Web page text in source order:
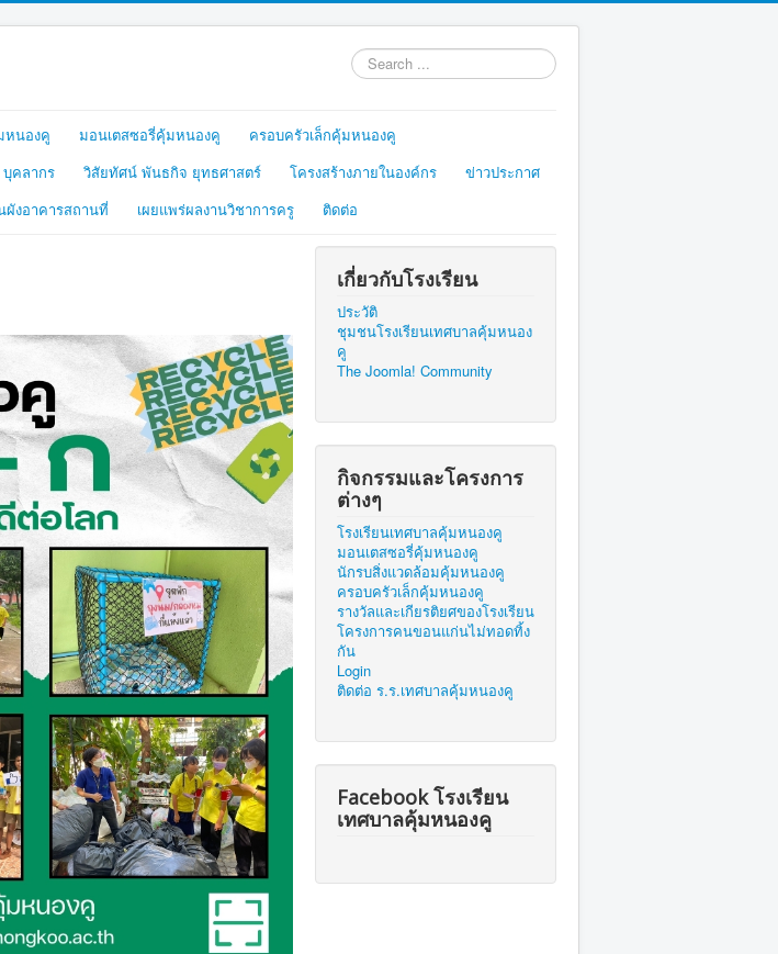
Search
...
หนองคู มอนเตสซอรี่คุ้มหนองคู
ครอบครัวเล็กคุ้มหนองคู
บุคลากร วิสัยทัศน์ พันธกิจ ยุทธศาสตร์ โครงสร้างภายในองค์กร
ข่าวประกาศ
ผังอาคารสถานที่ เผยแพร่ผลงานวิชาการครู ติดต่อ
เกี่ยวกับโรงเรียน
ประวัติ
ชุมชนโรงเรียนเทศบาลคุ้มหนอง
คู
The Joomla! Community
กิจกรรมและโครงการ
ต่างๆ
โรงเรียนเทศบาลคุ้มหนองคู
มอนเตสซอรี่คุ้มหนองคู
นักรบสิ่งแวดล้อมคุ้มหนองคู
ครอบครัวเล็กคุ้มหนองคู
รางวัลและเกียรติยศของโรงเรียน
โครงการคนขอนแก่นไม่ทอดทิ้ง
กัน
Login
ติดต่อ ร.ร.เทศบาลคุ้มหนองคู
Facebook โรงเรียน
เทศบาลคุ้มหนองคู